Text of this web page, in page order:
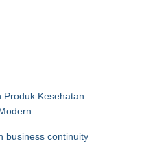
Produk Kesehatan
business continuity